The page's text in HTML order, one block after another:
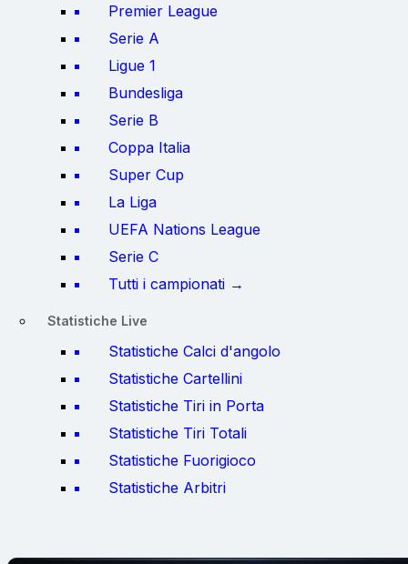
Premier League
Serie A
Ligue 1
Bundesliga
Serie B
Coppa Italia
Super Cup
La Liga
UEFA Nations League
Serie C
Tutti i campionati →
Statistiche Live
Statistiche Calci d'angolo
Statistiche Cartellini
Statistiche Tiri in Porta
Statistiche Tiri Totali
Statistiche Fuorigioco
Statistiche Arbitri